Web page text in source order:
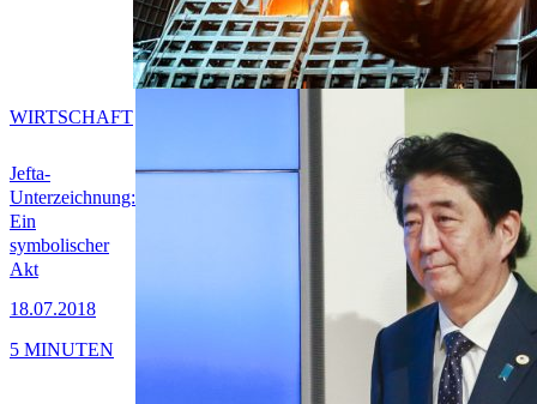
Jefta-
Unterzeichnung:
Ein
symbolischer
Akt
18.07.2018
WIRTSCHAFT
5 MINUTEN